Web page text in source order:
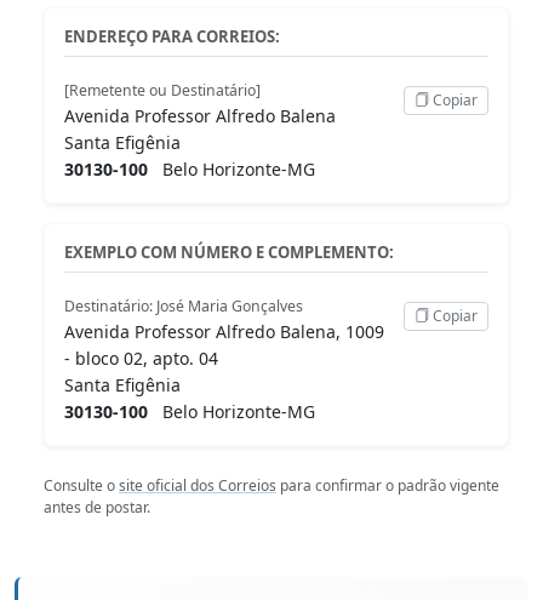
ENDEREÇO PARA CORREIOS:
[Remetente ou Destinatário]
Avenida Professor Alfredo Balena
Santa Efigênia
30130-100 Belo Horizonte-MG
Copiar
EXEMPLO COM NÚMERO E COMPLEMENTO:
Destinatário: José Maria Gonçalves
Avenida Professor Alfredo Balena, 1009
- bloco 02, apto. 04
Santa Efigênia
30130-100 Belo Horizonte-MG
Copiar
Consulte osite oficial dos Correios para confirmar o padrão vigente
antes de postar.